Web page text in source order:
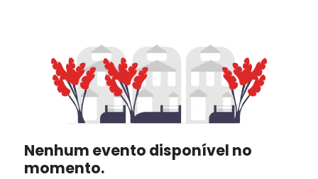
Nenhum evento disponível no
momento.